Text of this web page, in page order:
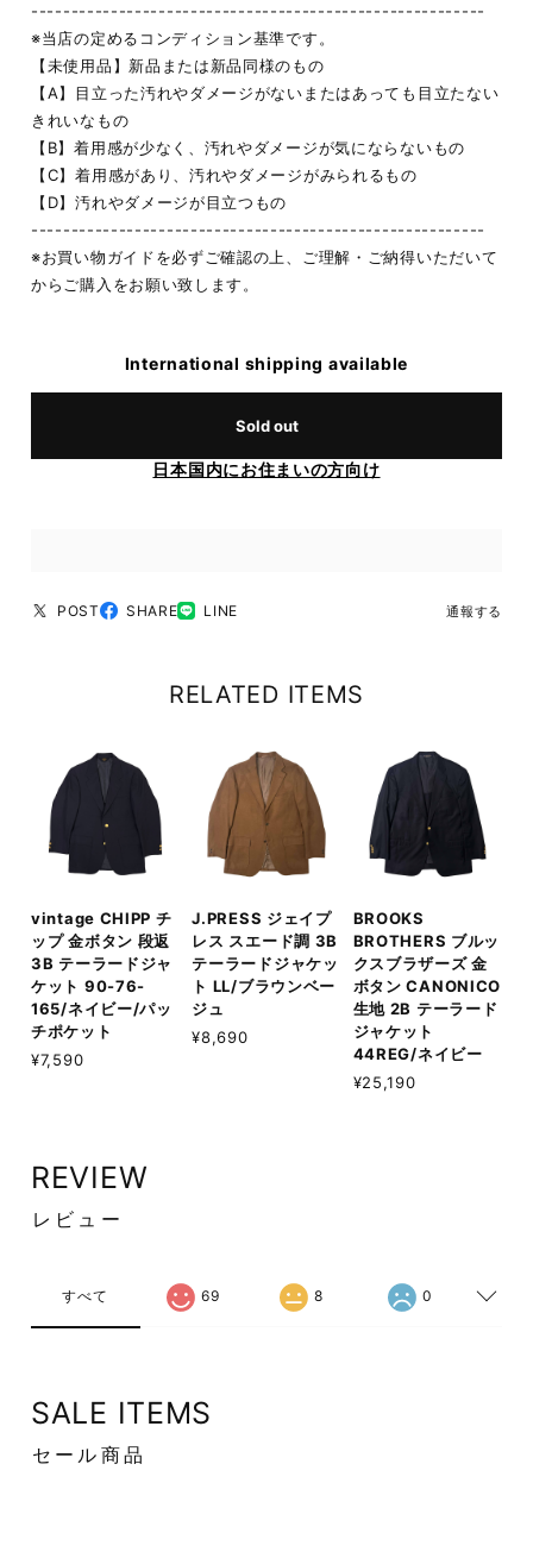
---------------------------------------------------------
※当店の定めるコンディション基準です。
【未使用品】新品または新品同様のもの
【A】目立った汚れやダメージがないまたはあっても目立たない
きれいなもの
【B】着用感が少なく、汚れやダメージが気にならないもの
【C】着用感があり、汚れやダメージがみられるもの
【D】汚れやダメージが目立つもの
---------------------------------------------------------
※お買い物ガイドを必ずご確認の上、ご理解・ご納得いただいて
からご購入をお願い致します。
International shipping available
Sold out
日本国内にお住まいの方向け
POST SHARE LINE 通報する
RELATED ITEMS
vintage CHIPP チ
ップ 金ボタン 段返
3B テーラードジャ
ケット 90-76-
165/ネイビー/パッ
チポケット
¥7,590
J.PRESS ジェイプ
レス スエード調 3B
テーラードジャケッ
ト LL/ブラウンベー
ジュ
¥8,690
BROOKS
BROTHERS ブルッ
クスブラザーズ 金
ボタン CANONICO
生地 2B テーラード
ジャケット
44REG/ネイビー
¥25,190
REVIEW
レビュー
すべて 69 8 0
SALE ITEMS
セール商品